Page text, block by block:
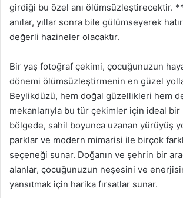
girdiği bu özel anı ölümsüzleştirecektir.
anılar, yıllar sonra bile gülümseyerek
değerli hazineler olacaktır.
Bir yaş fotoğraf çekimi, çocuğunuzun
dönemi ölümsüzleştirmenin en güzel
Beylikdüzü, hem doğal güzellikleri hem
mekanlarıyla bu tür çekimler için ideal bir
bölgede, sahil boyunca uzanan yürüyüş
parklar ve modern mimarisi ile birçok
seçeneği sunar. Doğanın ve şehrin bir
alanlar, çocuğunuzun neşesini ve
yansıtmak için harika fırsatlar sunar.